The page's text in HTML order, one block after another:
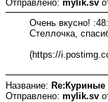
Отправлено: mylik.sv
Очень вкусно! :48:
Стеллочка,
(https://
Название: Re:Куриные
Отправлено: mylik.sv